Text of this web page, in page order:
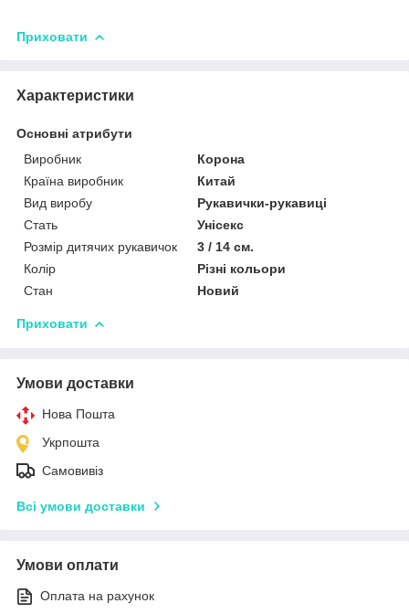
Приховати
Характеристики
Основні атрибути
Виробник
Корона
Країна виробник
Китай
Вид виробу
Рукавички-рукавиці
Стать
Унісекс
Розмір дитячих рукавичок
3 / 14 см.
Колір
Різні кольори
Стан
Новий
Приховати
Умови доставки
Нова Пошта
Укрпошта
Самовивіз
Всі умови доставки
Умови оплати
Оплата на рахунок